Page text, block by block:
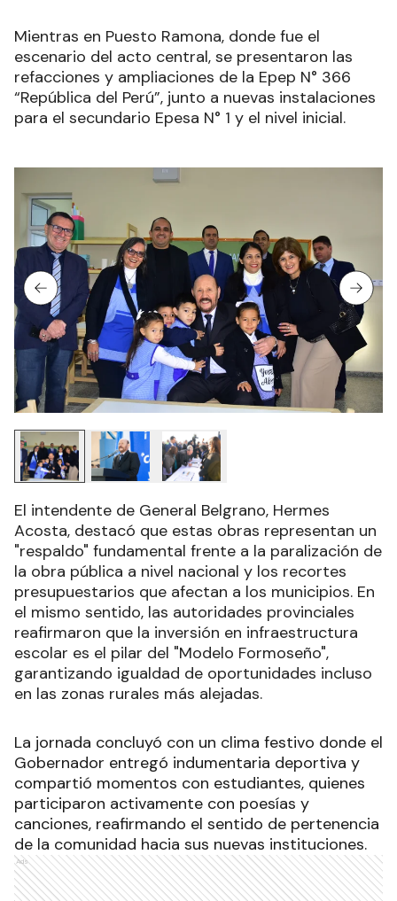
Mientras en Puesto Ramona, donde fue el
escenario del acto central, se presentaron las
refacciones y ampliaciones de la Epep N° 366
“República del Perú”, junto a nuevas instalaciones
para el secundario Epesa N° 1 y el nivel inicial.
El intendente de General Belgrano, Hermes
Acosta, destacó que estas obras representan un
"respaldo" fundamental frente a la paralización de
la obra pública a nivel nacional y los recortes
presupuestarios que afectan a los municipios. En
el mismo sentido, las autoridades provinciales
reafirmaron que la inversión en infraestructura
escolar es el pilar del "Modelo Formoseño",
garantizando igualdad de oportunidades incluso
en las zonas rurales más alejadas.
La jornada concluyó con un clima festivo donde el
Gobernador entregó indumentaria deportiva y
compartió momentos con estudiantes, quienes
participaron activamente con poesías y
canciones, reafirmando el sentido de pertenencia
de la comunidad hacia sus nuevas instituciones.
Ads